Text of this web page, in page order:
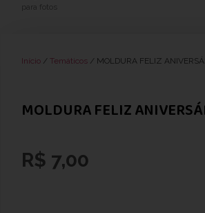
para fotos
Início / Temáticos / MOLDURA FELIZ
MOLDURA FELIZ
R$ 7,00